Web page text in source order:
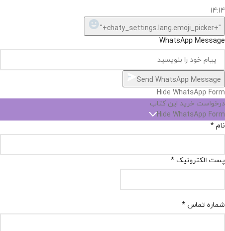
14:14
"+chaty_settings.lang.emoji_picker+"
WhatsApp Message
Send WhatsApp Message
Hide WhatsApp Form
درخواست خرید این کتاب
Hide WhatsApp Form
نام *
پست الکترونیک *
شماره تماس *